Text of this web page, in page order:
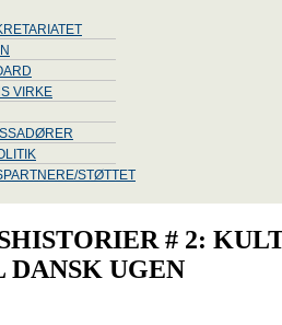
VIRKE
STØTTET
# 2:
DANSK UGEN